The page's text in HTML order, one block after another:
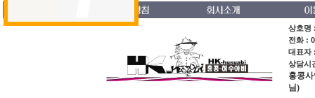
상호명
전화 :
대표자
상담시
홍콩
님)